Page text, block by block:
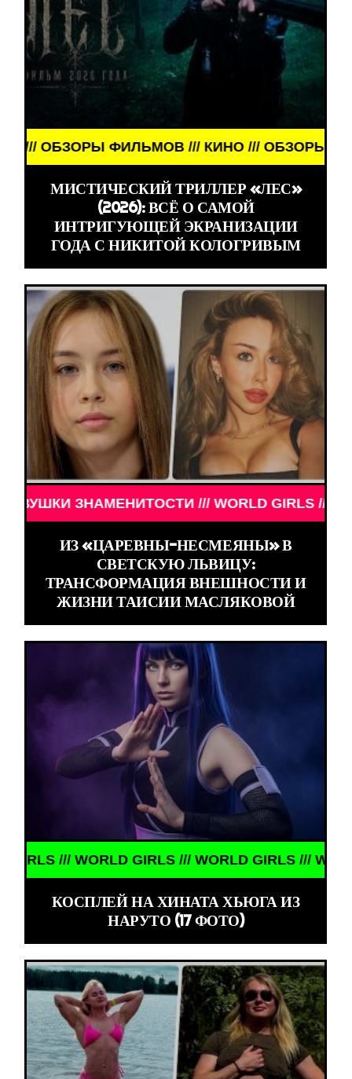
ФИЛЬМОВ /// КИНО /// ОБЗОРЫ ФИЛЬМОВ
МИСТИЧЕСКИЙ ТРИЛЛЕР «ЛЕС»
(2026): ВСЁ О САМОЙ
ИНТРИГУЮЩЕЙ ЭКРАНИЗАЦИИ
ГОДА С НИКИТОЙ КОЛОГРИВЫМ
/// WORLD GIRLS /// ДЕВУШКИ
ИЗ «ЦАРЕВНЫ-НЕСМЕЯНЫ» В
СВЕТСКУЮ ЛЬВИЦУ:
ТРАНСФОРМАЦИЯ ВНЕШНОСТИ И
ЖИЗНИ ТАИСИИ МАСЛЯКОВОЙ
/// WORLD GIRLS /// WORLD GIRLS /// WORLD
КОСПЛЕЙ НА ХИНАТА ХЬЮГА ИЗ
НАРУТО (17 ФОТО)